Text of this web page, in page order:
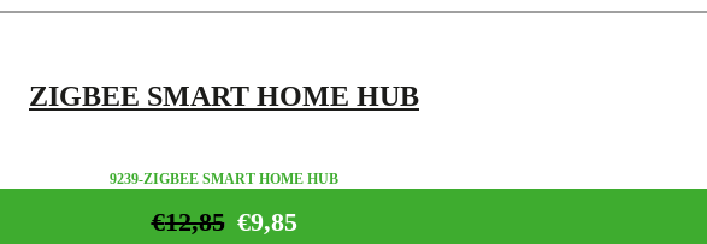
ZIGBEE SMART HOME HUB
9239-ZIGBEE SMART HOME HUB
€9,85
€12,85